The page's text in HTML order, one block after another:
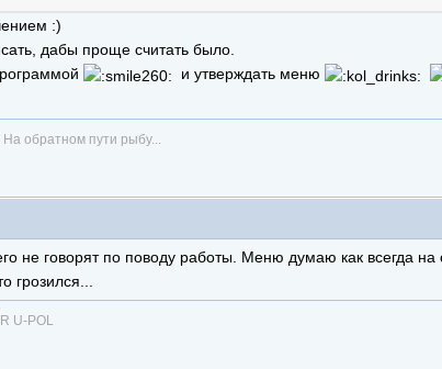
:)
дабы проще считать было.
и утверждать меню
обратном пути рыбу...
не говорят по поводу работы. Меню думаю как всегда
U-POL